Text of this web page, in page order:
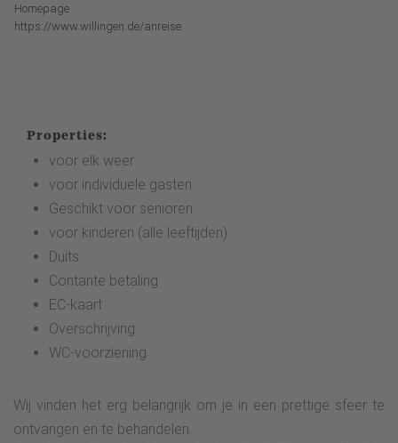
Homepage
https://www.willingen.de/anreise
Properties:
voor elk weer
voor individuele gasten
Geschikt voor senioren
voor kinderen (alle leeftijden)
Duits
Contante betaling
EC-kaart
Overschrijving
WC-voorziening
Wij vinden het erg belangrijk om je in een prettige sfeer te
ontvangen en te behandelen.